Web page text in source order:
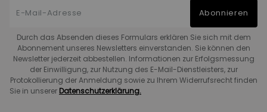
Abonnieren
Durch das Absenden dieses Formulars erklären Sie sich mit dem
Abonnement unseres Newsletters einverstanden. Sie können den
Newsletter jederzeit abbestellen. Informationen zur Erfolgsmessung
der Einwilligung, zur Nutzung des E-Mail-Dienstleisters, zur
Protokollierung der Anmeldung sowie zu Ihrem Widerrufsrecht finden
Sie in unserer Datenschutzerklärung.